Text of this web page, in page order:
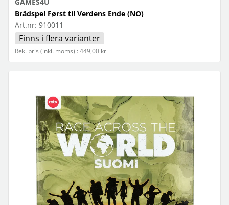
Brädspel Først til Verdens Ende (NO)
Art.nr: 910011
Finns i flera varianter
Rek. pris (inkl. moms) : 449,00 kr